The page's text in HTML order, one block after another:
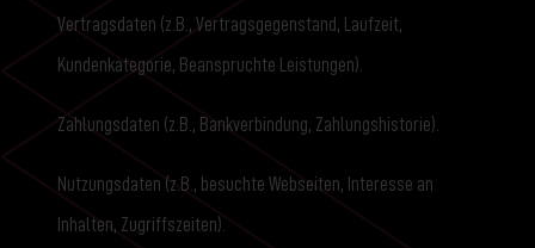
Vertragsdaten (z.B., Vertragsgegenstand, Laufzeit,
Kundenkategorie, Beanspruchte Leistungen).
Zahlungsdaten (z.B., Bankverbindung, Zahlungshistorie).
Nutzungsdaten (z.B., besuchte Webseiten, Interesse an
Inhalten, Zugriffszeiten).